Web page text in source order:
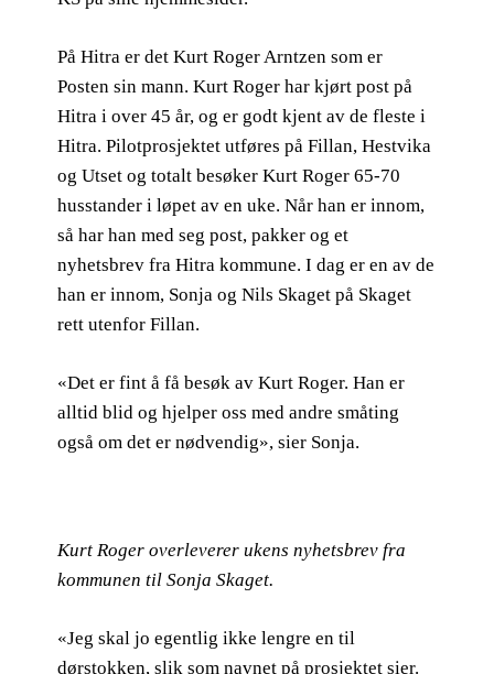
På Hitra er det Kurt Roger Arntzen som er
Posten sin mann. Kurt Roger har kjørt post på
Hitra i over 45 år, og er godt kjent av de fleste i
Hitra. Pilotprosjektet utføres på Fillan, Hestvika
og Utset og totalt besøker Kurt Roger 65-70
husstander i løpet av en uke. Når han er innom,
så har han med seg post, pakker og et
nyhetsbrev fra Hitra kommune. I dag er en av de
han er innom, Sonja og Nils Skaget på Skaget
rett utenfor Fillan.
«Det er fint å få besøk av Kurt Roger. Han er
alltid blid og hjelper oss med andre småting
også om det er nødvendig», sier Sonja.
Kurt Roger overleverer ukens nyhetsbrev fra
kommunen til Sonja Skaget.
«Jeg skal jo egentlig ikke lengre en til
dørstokken, slik som navnet på prosjektet sier.